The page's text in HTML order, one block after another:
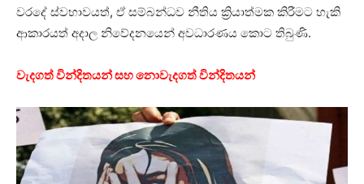
වරදේ ස්වභාවයත්, ඒ සම්බන්ධව නීතිය ක්‍රියාත්මක කිරීමට හැකි
ආකාරයත් අදාල නිවේදනයෙන් අවධාරණය කොට තිබුණි.
වැදගත් වින්දිතයන් සහ නොවැදගත් වින්දිතයන්